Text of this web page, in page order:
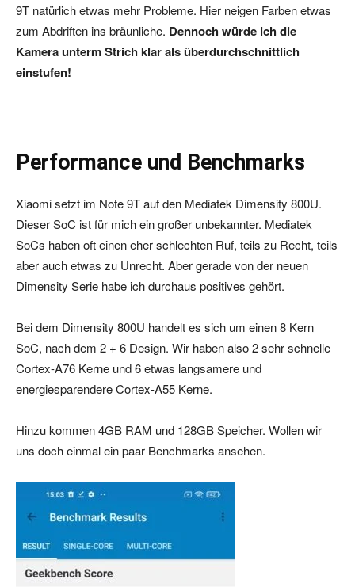
9T natürlich etwas mehr Probleme. Hier neigen Farben etwas
zum Abdriften ins bräunliche. Dennoch würde ich die
Kamera unterm Strich klar als überdurchschnittlich
einstufen!
Performance und Benchmarks
Xiaomi setzt im Note 9T auf den Mediatek Dimensity 800U.
Dieser SoC ist für mich ein großer unbekannter. Mediatek
SoCs haben oft einen eher schlechten Ruf, teils zu Recht, teils
aber auch etwas zu Unrecht. Aber gerade von der neuen
Dimensity Serie habe ich durchaus positives gehört.
Bei dem Dimensity 800U handelt es sich um einen 8 Kern
SoC, nach dem 2 + 6 Design. Wir haben also 2 sehr schnelle
Cortex-A76 Kerne und 6 etwas langsamere und
energiesparendere Cortex-A55 Kerne.
Hinzu kommen 4GB RAM und 128GB Speicher. Wollen wir
uns doch einmal ein paar Benchmarks ansehen.